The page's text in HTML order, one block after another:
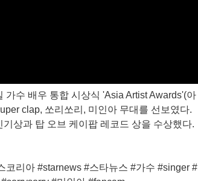
수 배우 통합 시상식 'Asia Artist Awards'(아
clap, 쏘리쏘리, 미인아 무대를 선보였다.
상과 탑 오브 케이팝 레코드 상을 수상했다.
리아 #starnews #스타뉴스 #가수 #singer #